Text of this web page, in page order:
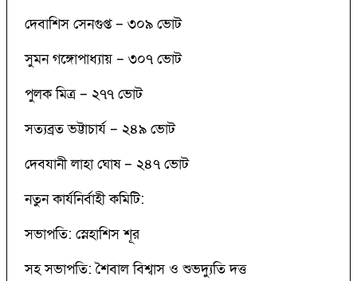
দেবাশিস সেনগুপ্ত – ৩০৯ ভোট
সুমন গঙ্গোপাধ্যায় – ৩০৭ ভোট
পুলক মিত্র – ২৭৭ ভোট
সত্যব্রত ভট্টাচার্য – ২৪৯ ভোট
দেবযানী লাহা ঘোষ – ২৪৭ ভোট
নতুন কার্যনির্বাহী কমিটি:
সভাপতি: স্নেহাশিস শূর
সহ সভাপতি: শৈবাল বিশ্বাস ও শুভদ্যুতি দত্ত